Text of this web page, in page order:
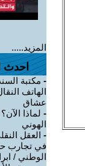
المزيد.....
احدث
- مكتبة
الهاتف
عشاق
- لماذا
الهوني
- العقل
في تجارب
الوطني /